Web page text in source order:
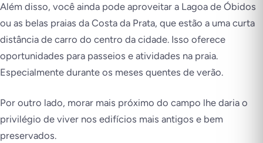
Além disso, você ainda pode aproveitar a Lagoa de Óbidos
ou as belas praias da Costa da Prata, que estão a uma curta
distância de carro do centro da cidade. Isso oferece
oportunidades para passeios e atividades na praia.
Especialmente durante os meses quentes de verão.
Por outro lado, morar mais próximo do campo lhe daria o
privilégio de viver nos edifícios mais antigos e bem
preservados.